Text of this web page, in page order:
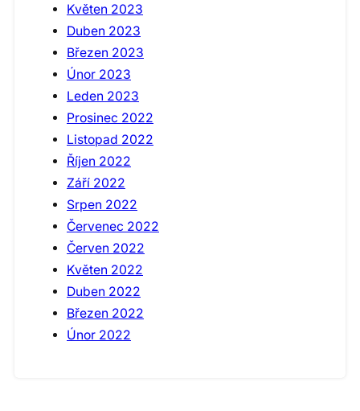
Květen 2023
Duben 2023
Březen 2023
Únor 2023
Leden 2023
Prosinec 2022
Listopad 2022
Říjen 2022
Září 2022
Srpen 2022
Červenec 2022
Červen 2022
Květen 2022
Duben 2022
Březen 2022
Únor 2022